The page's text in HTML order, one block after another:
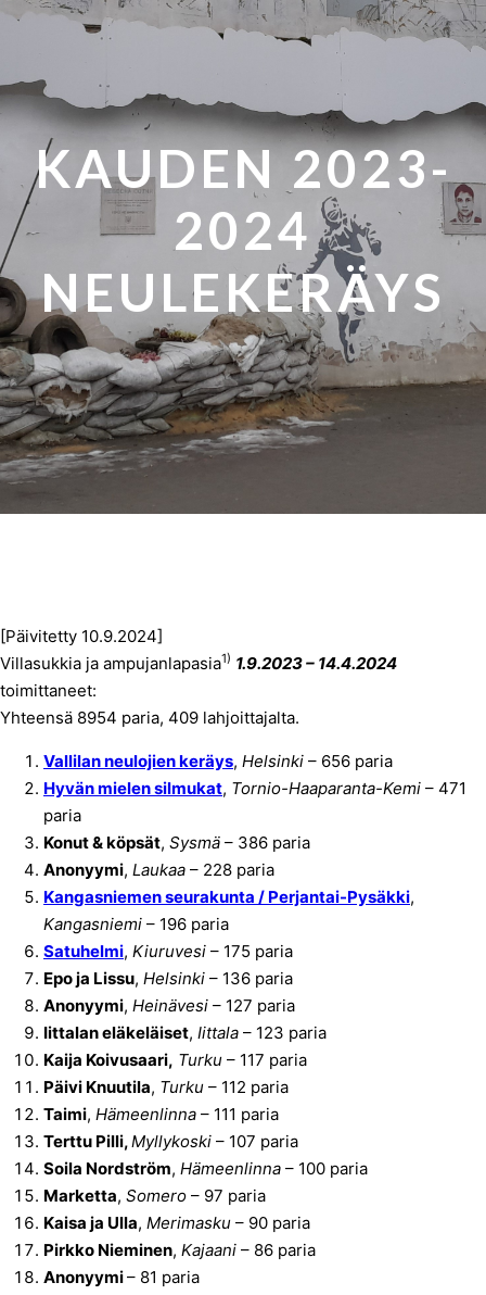
KAUDEN 2023-
2024
NEULEKERÄYS
[Päivitetty 10.9.2024]
Villasukkia ja ampujanlapasia1) 1.9.2023 – 14.4.2024
toimittaneet:
Yhteensä 8954 paria, 409 lahjoittajalta.
Vallilan neulojien keräys, Helsinki – 656 paria
Hyvän mielen silmukat, Tornio-Haaparanta-Kemi – 471
paria
Konut & köpsät, Sysmä – 386 paria
Anonyymi, Laukaa – 228 paria
Kangasniemen seurakunta / Perjantai-Pysäkki,
Kangasniemi – 196 paria
Satuhelmi, Kiuruvesi – 175 paria
Epo ja Lissu, Helsinki – 136 paria
Anonyymi, Heinävesi – 127 paria
Iittalan eläkeläiset, Iittala – 123 paria
Kaija Koivusaari, Turku – 117 paria
Päivi Knuutila, Turku – 112 paria
Taimi, Hämeenlinna – 111 paria
Terttu Pilli,Myllykoski – 107 paria
Soila Nordström, Hämeenlinna – 100 paria
Marketta, Somero – 97 paria
Kaisa ja Ulla, Merimasku – 90 paria
Pirkko Nieminen, Kajaani – 86 paria
Anonyymi– 81 paria